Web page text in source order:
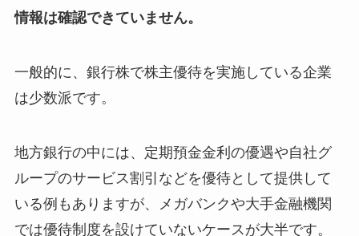
情報は確認できていません。
一般的に、銀行株で株主優待を実施している企業
は少数派です。
地方銀行の中には、定期預金金利の優遇や自社グ
ループのサービス割引などを優待として提供して
いる例もありますが、メガバンクや大手金融機関
では優待制度を設けていないケースが大半です。